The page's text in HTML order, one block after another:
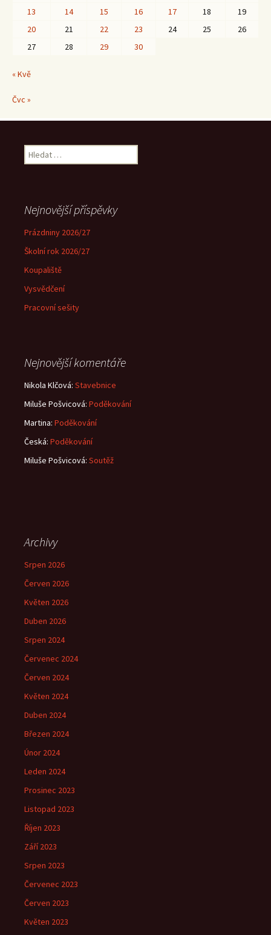
13
14 15 16 17 18
19
20
21 22 23 24 25
26
27
28 29 30
« Kvě
Čvc »
Vyhledávání
Nejnovější příspěvky
Prázdniny 2026/27
Školní rok 2026/27
Koupaliště
Vysvědčení
Pracovní sešity
Nejnovější komentáře
Nikola Klčová: Stavebnice
Miluše Pošvicová: Poděkování
Martina: Poděkování
Česká: Poděkování
Miluše Pošvicová: Soutěž
Archivy
Srpen 2026
Červen 2026
Květen 2026
Duben 2026
Srpen 2024
Červenec 2024
Červen 2024
Květen 2024
Duben 2024
Březen 2024
Únor 2024
Leden 2024
Prosinec 2023
Listopad 2023
Říjen 2023
Září 2023
Srpen 2023
Červenec 2023
Červen 2023
Květen 2023